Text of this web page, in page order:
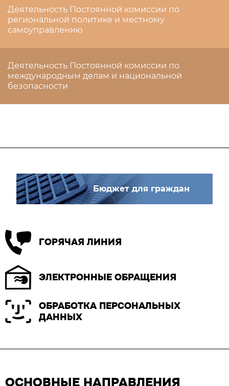
Деятельность Постоянной комиссии по
региональной политике и местному
самоуправлению
Деятельность Постоянной комиссии по
международным делам и национальной
безопасности
Бюджет для граждан
ГОРЯЧАЯ ЛИНИЯ
ЭЛЕКТРОННЫЕ ОБРАЩЕНИЯ
ОБРАБОТКА ПЕРСОНАЛЬНЫХ
ДАННЫХ
ОСНОВНЫЕ НАПРАВЛЕНИЯ